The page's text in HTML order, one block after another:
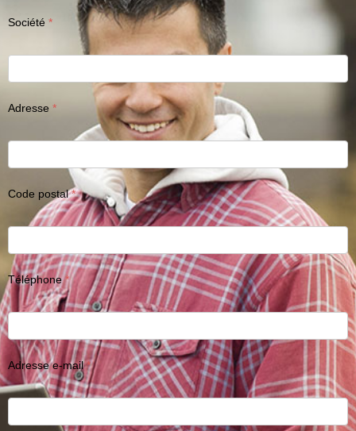
Société
Adresse
Code postal
Téléphone
Adresse e-mail